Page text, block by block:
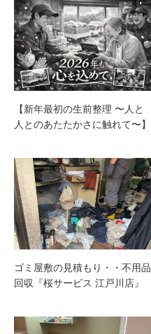
【新年最初の生前整理 〜人と
人とのあたたかさに触れて〜】
ゴミ屋敷の見積もり・・不用品
回収『桜サービス 江戸川店』